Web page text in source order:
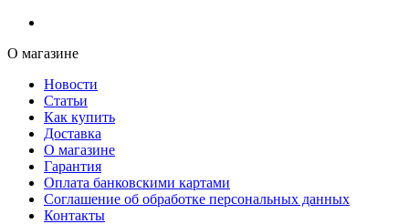
О магазине
Новости
Статьи
Как купить
Доставка
О магазине
Гарантия
Оплата банковскими картами
Соглашение об обработке персональных данных
Контакты